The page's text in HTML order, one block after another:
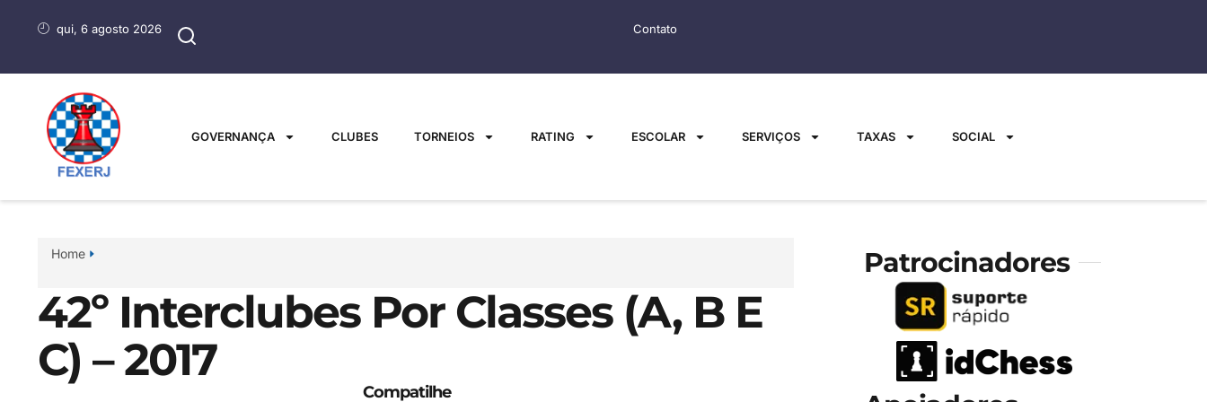
qui, 6 agosto 2026 Contato
GOVERNANÇA CLUBES TORNEIOS RATING ESCOLAR SERVIÇOS TAXAS SOCIAL
Home
42º Interclubes Por Classes (A, B E
C) – 2017
Compatilhe
Patrocinadores